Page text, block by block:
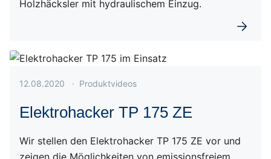
Holzhäcksler mit hydraulischem Einzug.
Veröffentlicht am 12.08.2020
12.08.2020 · Produktvideos
Elektrohacker TP 175 ZE
Wir stellen den Elektrohacker TP 175 ZE vor und
zeigen die Möglichkeiten von emissionsfreiem